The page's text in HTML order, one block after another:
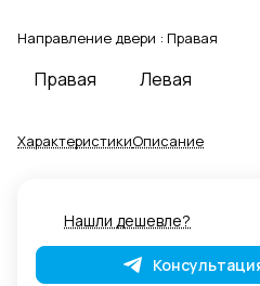
Направление двери : Правая
Правая Левая
ХарактеристикиОписание
Нашли дешевле?